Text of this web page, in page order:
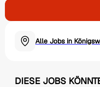
Alle Jobs in
DIESE JOBS